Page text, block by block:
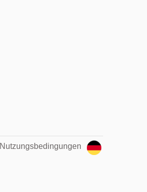
Nutzungsbedingungen